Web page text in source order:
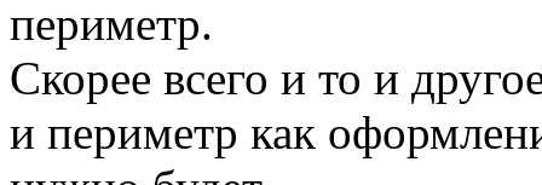
периметр.
Скорее всего и то и
и периметр как